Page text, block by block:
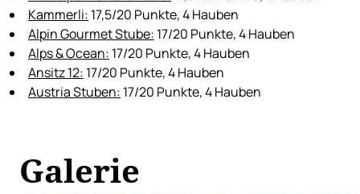
Kammerli: 17,5/20 Punkte, 4 Hauben
Alpin Gourmet Stube: 17/20 Punkte, 4 Hauben
Alps & Ocean: 17/20 Punkte, 4 Hauben
Ansitz 12: 17/20 Punkte, 4 Hauben
Austria Stuben: 17/20 Punkte, 4 Hauben
Galerie